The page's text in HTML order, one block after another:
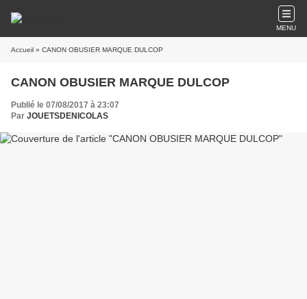
MENU
Accueil » CANON OBUSIER MARQUE DULCOP
CANON OBUSIER MARQUE DULCOP
Publié le 07/08/2017 à 23:07
Par JOUETSDENICOLAS